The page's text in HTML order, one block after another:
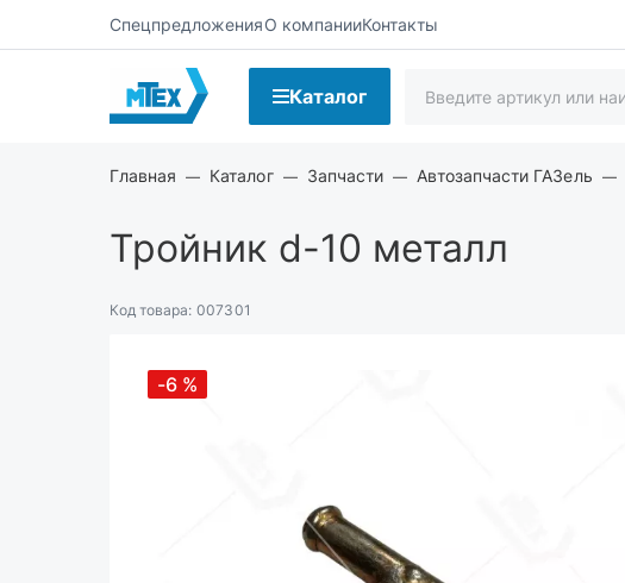
СпецпредложенияО компанииКонтакты
Каталог
Главная Каталог Запчасти Автозапчасти ГАЗель
Тройник d-10 металл
Код товара: 007301
-6 %